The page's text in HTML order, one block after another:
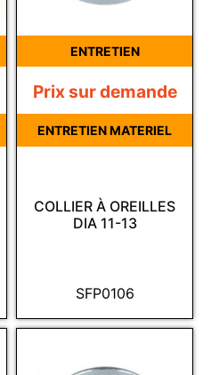
ENTRETIEN
SFP0106
COLLIER À OREILLES
DIA 11-13
Prix sur demande
ENTRETIEN MATERIEL